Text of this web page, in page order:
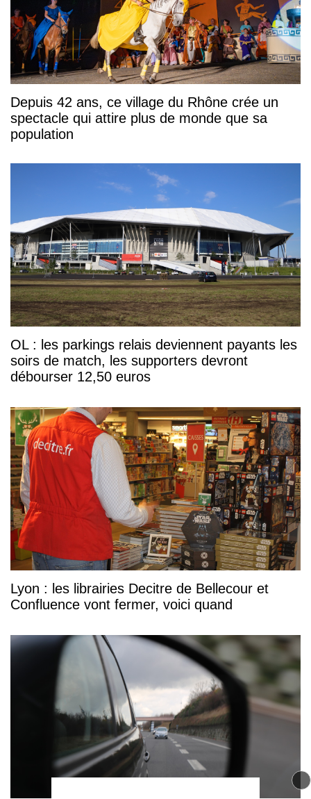
Depuis 42 ans, ce village du Rhône crée un
spectacle qui attire plus de monde que sa
population
OL : les parkings relais deviennent payants les
soirs de match, les supporters devront
débourser 12,50 euros
Lyon : les librairies Decitre de Bellecour et
Confluence vont fermer, voici quand